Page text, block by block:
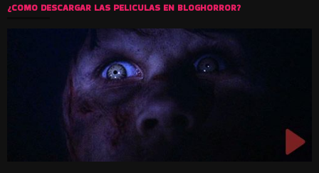
¿COMO DESCARGAR LAS PELICULAS EN BLOGHORROR?